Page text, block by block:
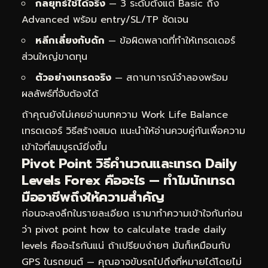
กลยุทธ์ใช้ได้จริง — 3 ระดับตั้งแต่ Basic ถึง
Advanced พร้อม entry/SL/TP ชัดเจน
หลีกเลี่ยงกับดัก — ข้อผิดพลาดที่ทำให้เทรดเดอร์
ส่วนใหญ่ขาดทุน
ตัวอย่างเทรดจริง — สถานการณ์จำลองพร้อม
ผลลัพธ์ที่จับต้องได้
ถ้าคุณยังไม่เคยอ่านบทความ Work Life Balance
เทรดเดอร์ วิธีสร้างสมด แนะนำให้อ่านควบคู่กันเพื่อความ
เข้าใจที่สมบูรณ์ยิ่งขึ้น
Pivot Point วิธีคำนวณและเทรด Daily
Levels Forex คืออะไร — ทำไมนักเทรด
มืออาชีพถึงให้ความสำคัญ
ก่อนจะลงลึกในรายละเอียด เรามาทำความเข้าใจกันก่อน
ว่า pivot point how to calculate trade daily
levels คืออะไรกันแน่ ถ้าเปรียบง่ายๆ มันก็เหมือนกับ
GPS ในรถยนต์ — คุณอาจขับรถไปถึงที่หมายได้โดยไม่